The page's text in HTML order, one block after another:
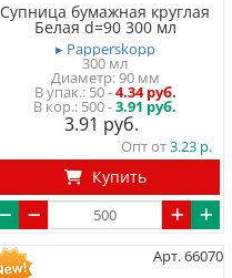
Супница бумажная круглая
Белая d=90 300 мл
▸ Papperskopp
300 мл
Диаметр: 90 мм
50-4.34 руб.
500 -3.91 руб.
3.91
Опт от3.23
Купить
Арт. 66070